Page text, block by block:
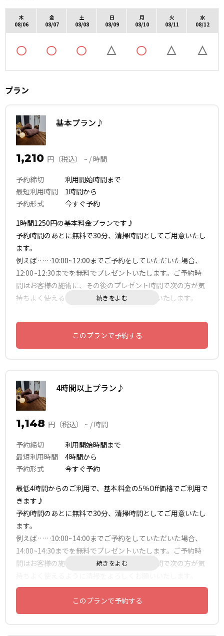
木
08/06
金
08/07
土
08/08
日
08/09
月
08/10
火
08/11
水
08/12
プラン
基本プラン♪
1,210 円（税込） ~ / 時間
予約締切 利用開始時間まで
最短利用時間 1時間から
予約形式 今すぐ予約
1時間1250円の基本料金プランです♪
予約時間のあとに無料で30分、清掃時間としてご用意いたし
ます。
例えば……10:00~12:00までご予約をしていただいた場合、
12:00~12:30までを無料でプレゼントいたします。ご予約時
間はお客様の施術に、その後のプレゼント時間で次の方が気
持ちよく使えるように清掃をよろしくお願いいたします。
このプランで予約する
4時間以上プラン♪
1,148 円（税込） ~ / 時間
予約締切 利用開始時間まで
最短利用時間 4時間から
予約形式 今すぐ予約
最低4時間からのご利用で、基本料金の5％Off価格でご利用で
きます♪
予約時間のあとに無料で30分、清掃時間としてご用意いたし
ます。
例えば……10:00~14:00までご予約をしていただいた場合、
14:00~14:30までを無料でプレゼントいたします。ご予約時
間はお客様の施術に、その後のプレゼント時間で次の方が気
このプランで予約する